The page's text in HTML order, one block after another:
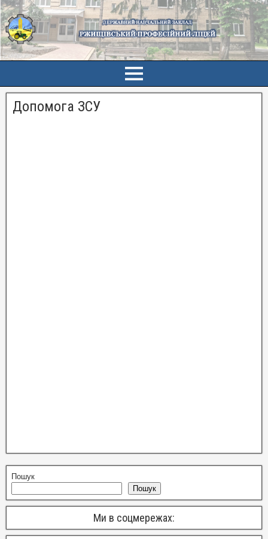
Допомога ЗСУ
Пошук
Пошук
Ми в соцмережах: